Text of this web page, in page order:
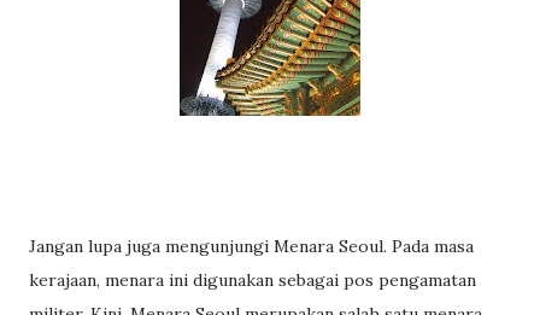
Jangan lupa juga mengunjungi Menara Seoul. Pada masa
kerajaan, menara ini digunakan sebagai pos pengamatan